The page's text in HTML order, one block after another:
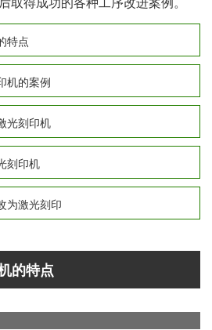
特点
机的案例
光刻印机
刻印机
为激光刻印
的特点